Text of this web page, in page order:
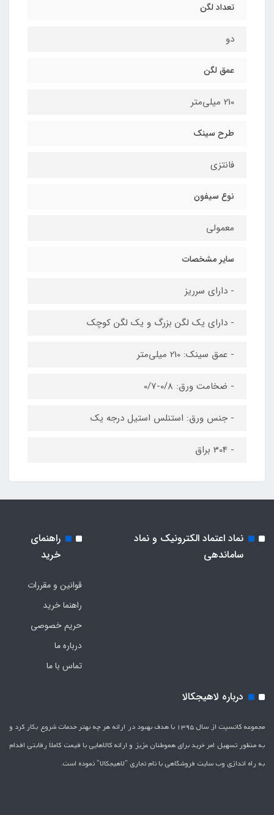
تعداد لگن
دو
عمق لگن
210 میلی‌متر
طرح سینک
فانتزی
نوع سیفون
معمولی
سایر مشخصات
- دارای سرریز
- دارای یک لگن بزرگ و یک لگن کوچک
- عمق سینک: 210 میلی‌متر
- ضخامت ورق: 0/8-0/7
- جنس ورق: استنلس استیل درجه یک
- 304 براق
نماد اعتماد الکترونیک و نماد
ساماندهی
راهنمای
خرید
قوانین و مقررات
راهنما خرید
حریم خصوصی
درباره ما
تماس با ما
درباره لاهیجکالا
مجموعه کانسپت از سال 1395 با هدف بهبود در ارائه هر چه بهتر خدمات شروع بکار کرد و
به منظور تسهیل امر خرید برای هموطنان عزیز و ارائه کالاهایی با قیمت کاملاَ رقابتی اقدام
به راه اندازی وب سایت فروشگاهی با نام تجاری "لاهیج­کالا" نموده است.